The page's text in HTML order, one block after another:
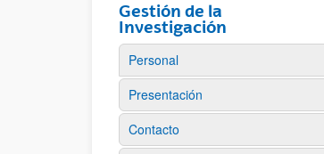
Gestión de la
Investigación
Personal
Presentación
Contacto